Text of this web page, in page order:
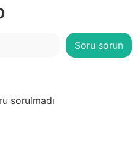
Soru sorun
sorulmadı